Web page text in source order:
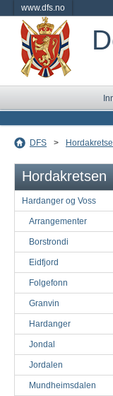
www.dfs.no
DFS >
Hordakretsen
Hardanger og Voss
Arrangementer
Borstrondi
Eidfjord
Folgefonn
Granvin
Hardanger
Jondal
Jordalen
Mundheimsdalen